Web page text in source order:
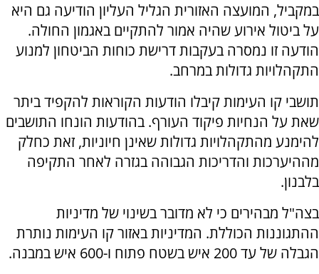
במקביל, המועצה האזורית הגליל העליון הודיעה גם היא
על ביטול אירוע שהיה אמור להתקיים באגמון החולה.
הודעה זו נמסרה בעקבות דרישת כוחות הביטחון למנוע
התקהלויות גדולות במרחב.
תושבי קו העימות קיבלו הודעות הקוראות להקפיד ביתר
שאת על הנחיות פיקוד העורף. בהודעות הונחו התושבים
להימנע מהתקהלויות גדולות שאינן חיוניות, זאת כחלק
מההיערכות והדריכות הגבוהה בגזרה לאחר התקיפה
בלבנון.
בצה"ל מבהירים כי לא מדובר בשינוי של מדיניות
ההתגוננות הכוללת. המדיניות באזור קו העימות נותרת
הגבלה של עד 200 איש בשטח פתוח ו-600 איש במבנה.